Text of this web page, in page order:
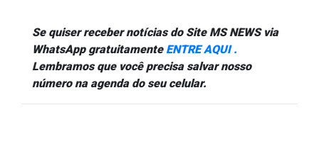
Se quiser receber notícias do Site MS NEWS via
WhatsApp gratuitamente ENTRE AQUI .
Lembramos que você precisa salvar nosso
número na agenda do seu celular.